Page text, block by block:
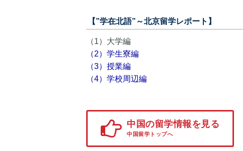
【”学在北語”～北京留学レポート】
（1）大学編
（2）学生寮編
（3）授業編
（4）学校周辺編
中国の留学情報を見る
中国留学トップへ